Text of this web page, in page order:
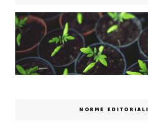
NORME EDITORIALI